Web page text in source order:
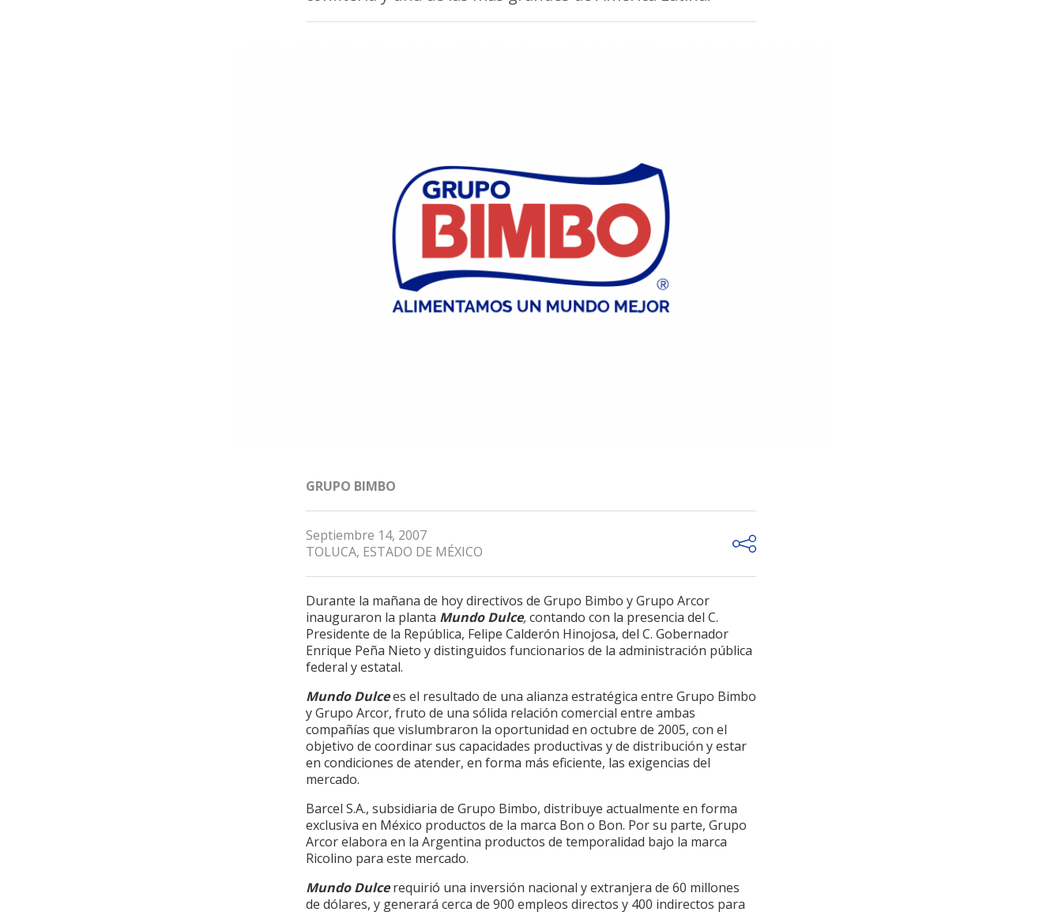
GRUPO BIMBO
Septiembre 14, 2007
TOLUCA, ESTADO DE MÉXICO
Durante la mañana de hoy directivos de Grupo Bimbo y Grupo Arcor
inauguraron la planta Mundo Dulce,contando con la presencia del C.
Presidente de la República, Felipe Calderón Hinojosa, del C. Gobernador
Enrique Peña Nieto y distinguidos funcionarios de la administración pública
federal y estatal.
Mundo Dulcees el resultado de una alianza estratégica entre Grupo Bimbo
y Grupo Arcor, fruto de una sólida relación comercial entre ambas
compañías que vislumbraron la oportunidad en octubre de 2005, con el
objetivo de coordinar sus capacidades productivas y de distribución y estar
en condiciones de atender, en forma más eficiente, las exigencias del
mercado.
Barcel S.A., subsidiaria de Grupo Bimbo, distribuye actualmente en forma
exclusiva en México productos de la marca Bon o Bon. Por su parte, Grupo
Arcor elabora en la Argentina productos de temporalidad bajo la marca
Ricolino para este mercado.
Mundo Dulcerequirió una inversión nacional y extranjera de 60 millones
de dólares, y generará cerca de 900 empleos directos y 400 indirectos para